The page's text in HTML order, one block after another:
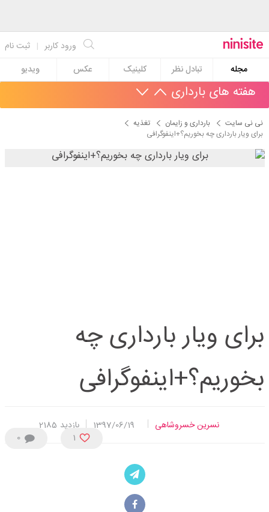
ثبت نام | ورود کاربر
مجله
تبادل نظر کلینیک عکس ویدیو
هفته های بارداری
نی نی سایت بارداری و زایمان
تغذیه
برای ویار بارداری چه بخوریم؟+اینفوگرافی
برای ویار بارداری چه
بخوریم؟+اینفوگرافی
نسرین خسروشاهی 1397/06/19 بازدید 2185
0
1